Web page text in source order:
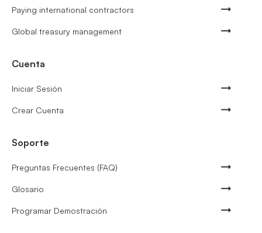
Paying international contractors
Global treasury management
Cuenta
Iniciar Sesión
Crear Cuenta
Soporte
Preguntas Frecuentes (FAQ)
Glosario
Programar Demostración